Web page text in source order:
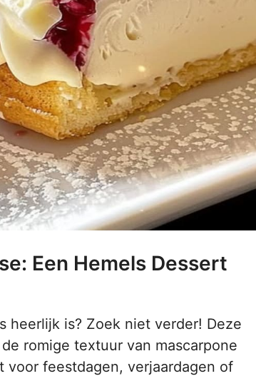
Een Hemels Dessert
heerlijk is? Zoek niet verder! Deze
romige textuur van mascarpone
voor feestdagen, verjaardagen of